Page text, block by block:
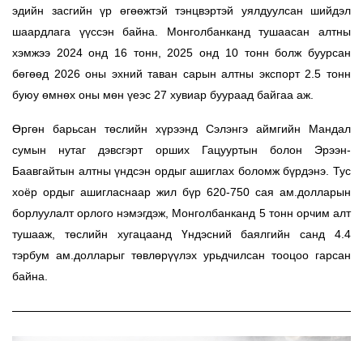
эдийн засгийн үр өгөөжтэй тэнцвэртэй уялдуулсан шийдэл
шаардлага үүссэн байна. Монголбанканд тушаасан алтны
хэмжээ 2024 онд 16 тонн, 2025 онд 10 тонн болж буурсан
бөгөөд 2026 оны эхний таван сарын алтны экспорт 2.5 тонн
буюу өмнөх оны мөн үеэс 27 хувиар буураад байгаа аж.
Өргөн барьсан төслийн хүрээнд Сэлэнгэ аймгийн Мандал
сумын нутаг дэвсгэрт орших Гацууртын болон Эрээн-
Баавгайтын алтны үндсэн ордыг ашиглах боломж бүрдэнэ. Тус
хоёр ордыг ашигласнаар жил бүр 620-750 сая ам.долларын
борлуулалт орлого нэмэгдэж, Монголбанканд 5 тонн орчим алт
тушааж, төслийн хугацаанд Үндэсний баялгийн санд 4.4
тэрбум ам.долларыг төвлөрүүлэх урьдчилсан тооцоо гарсан
байна.